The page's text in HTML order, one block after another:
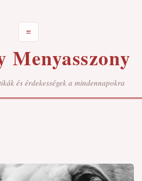
≡
Menyasszony
és érdekességek a mindennapokra